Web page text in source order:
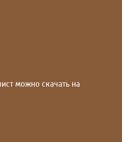
можно скачать на